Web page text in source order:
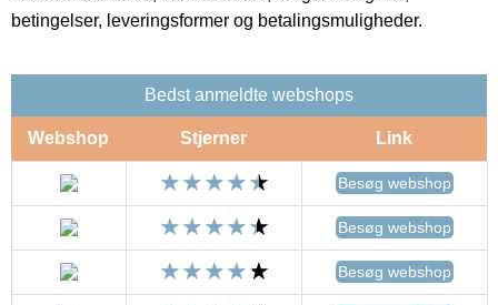
betingelser, leveringsformer og betalingsmuligheder.
Bedst anmeldte webshops
Webshop Stjerner Link
Besøg webshop
Besøg webshop
Besøg webshop